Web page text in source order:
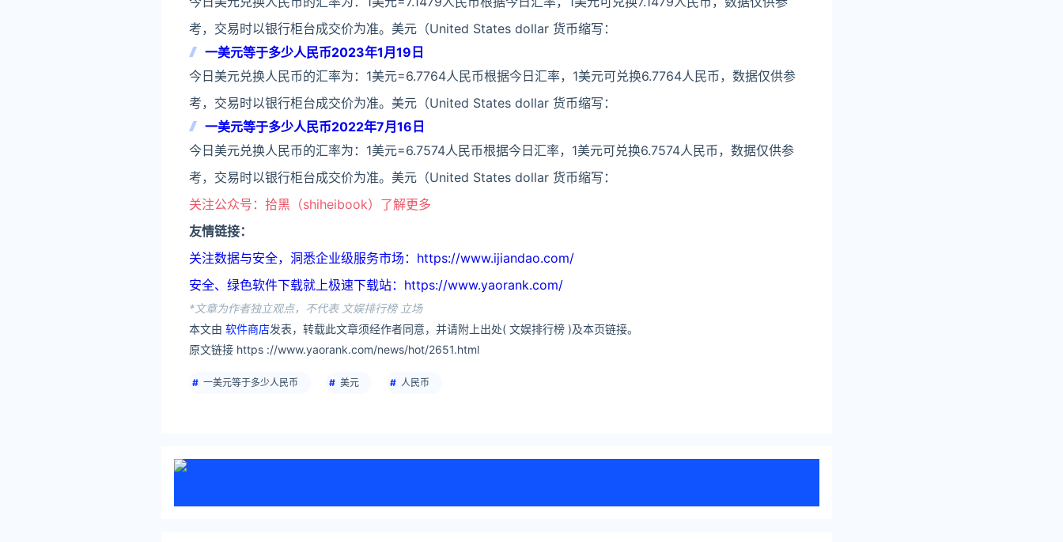
考，交易时以银行柜台成交价为准。美元（United States dollar 货币缩写：
一美元等于多少人民币2023年1月19日
今日美元兑换人民币的汇率为：1美元=6.7764人民币根据今日汇率，1美元可兑换6.7764人民币，数据仅供参
考，交易时以银行柜台成交价为准。美元（United States dollar 货币缩写：
一美元等于多少人民币2022年7月16日
今日美元兑换人民币的汇率为：1美元=6.7574人民币根据今日汇率，1美元可兑换6.7574人民币，数据仅供参
考，交易时以银行柜台成交价为准。美元（United States dollar 货币缩写：
关注公众号：拾黑（shiheibook）了解更多
友情链接：
关注数据与安全，洞悉企业级服务市场：https://www.ijiandao.com/
安全、绿色软件下载就上极速下载站：https://www.yaorank.com/
*文章为作者独立观点，不代表 文娱排行榜 立场
本文由 软件商店发表，转载此文章须经作者同意，并请附上出处( 文娱排行榜 )及本页链接。
原文链接 https ://www.yaorank.com/news/hot/2651.html
一美元等于多少人民币 美元 人民币